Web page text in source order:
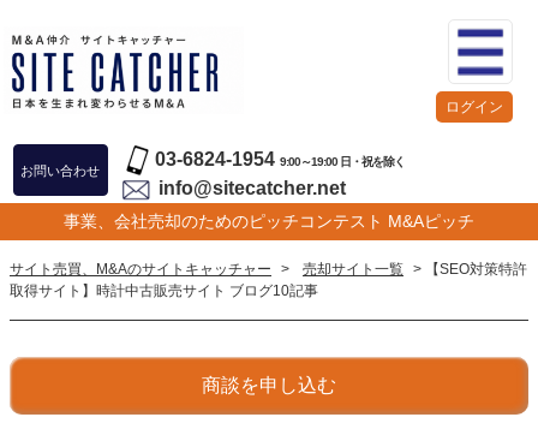
お問い合わせ
03-6824-1954 9:00～19:00 日・祝を除く
info@sitecatcher.net
事業、会社売却のためのピッチコンテスト M&Aピッチ
ログイン
サイト売買、M&Aのサイトキャッチャー > 売却サイト一覧 > 【SEO対策特許
取得サイト】時計中古販売サイト ブログ10記事
商談を申し込む